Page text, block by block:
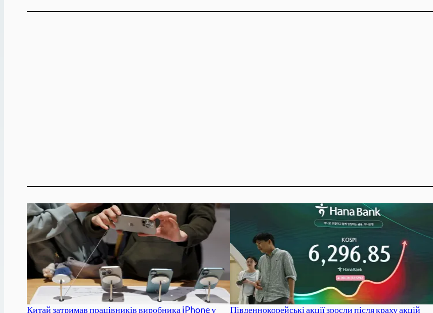
Китай затримав працівників виробника iPhone у Південнокорейські акції зросли після краху акцій